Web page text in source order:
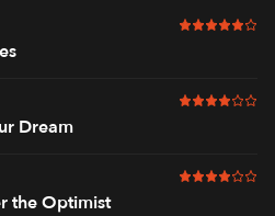
5 av 6 i
4 av 6 i
Dream
4 av 6 i
the Optimist